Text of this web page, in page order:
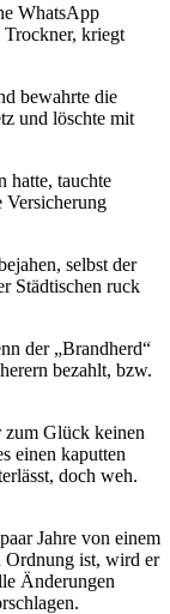
WhatsApp
kriegt
bewahrte die
und löschte mit
hatte, tauchte
Versicherung
selbst der
Städtischen ruck
der „Brandherd“
bezahlt, bzw.
zum Glück keinen
einen kaputten
doch weh.
Jahre von einem
Ordnung ist, wird er
Änderungen